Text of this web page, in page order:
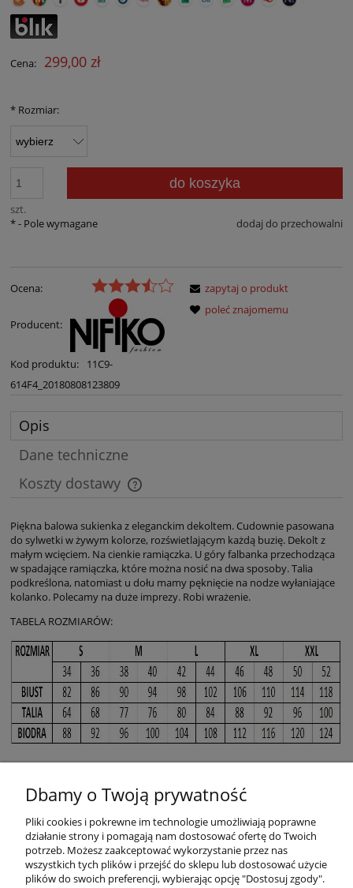
Cena: 299,00 zł
* Rozmiar:
szt.
do koszyka
dodaj do przechowalni
*- Pole wymagane
Ocena:
Producent:
Kod produktu:
11C9-
614F4_20180808123809
zapytaj o produkt
poleć znajomemu
Opis
Dane techniczne
Koszty dostawy
Cena nie zawiera ewentualnych kosztów płatności
Piękna balowa sukienka z eleganckim dekoltem. Cudownie pasowana
do sylwetki w żywym kolorze, rozświetlającym każdą buzię. Dekolt z
małym wcięciem. Na cienkie ramiączka. U góry falbanka przechodząca
w spadające ramiączka, które można nosić na dwa sposoby. Talia
podkreślona, natomiast u dołu mamy pęknięcie na nodze wyłaniające
kolanko. Polecamy na duże imprezy. Robi wrażenie.
TABELA ROZMIARÓW:
Warunki zakupów
Dbamy o Twoją prywatność
Pliki cookies i pokrewne im technologie umożliwiają poprawne
działanie strony i pomagają nam dostosować ofertę do Twoich
potrzeb. Możesz zaakceptować wykorzystanie przez nas
wszystkich tych plików i przejść do sklepu lub dostosować użycie
plików do swoich preferencji, wybierając opcję "Dostosuj zgody".